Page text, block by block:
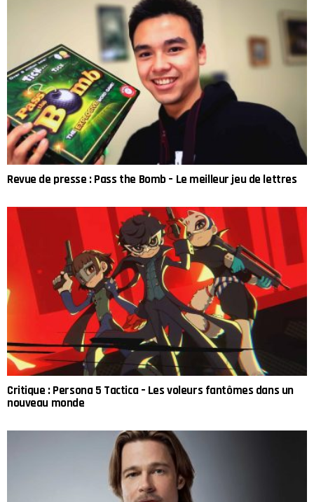
Revue de presse : Pass the Bomb – Le meilleur jeu de lettres
Critique : Persona 5 Tactica – Les voleurs fantômes dans un
nouveau monde